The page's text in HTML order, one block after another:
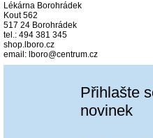
Lékárna Borohrádek
Kout 562
517 24 Borohrádek
tel.: 494 381 345
shop.lboro.cz
email: lboro@centrum.cz
Přihlašte
novinek